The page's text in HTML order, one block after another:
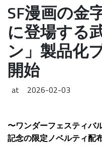
SF漫画の金
に登場する
ン」製品化
開始
at 2026-02-03
〜ワンダーフェスティバ
記念の限定ノベルティ配